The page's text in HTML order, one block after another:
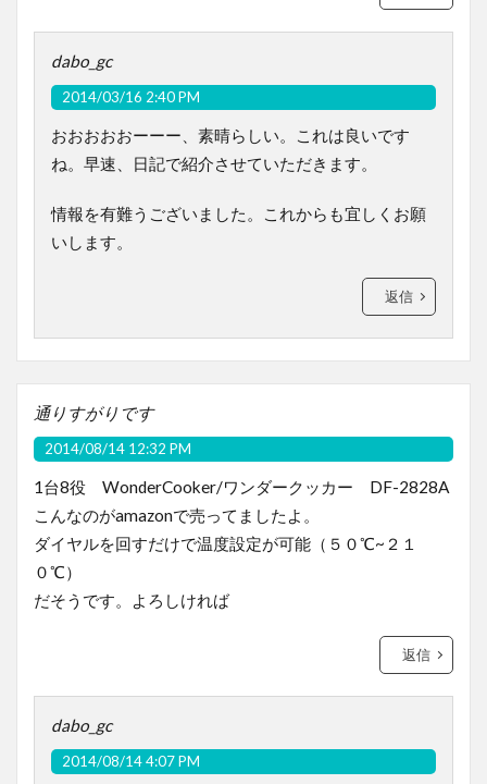
dabo_gc
2014/03/16 2:40 PM
おおおおおーーー、素晴らしい。これは良いです
ね。早速、日記で紹介させていただきます。
情報を有難うございました。これからも宜しくお願
いします。
返信
通りすがりです
2014/08/14 12:32 PM
1台8役 WonderCooker/ワンダークッカー DF-2828A
こんなのがamazonで売ってましたよ。
ダイヤルを回すだけで温度設定が可能（５０℃~２１
０℃）
だそうです。よろしければ
返信
dabo_gc
2014/08/14 4:07 PM